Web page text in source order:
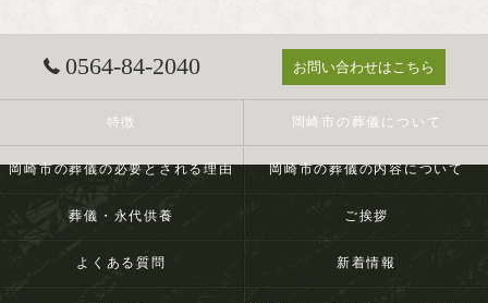
0564-84-2040 お問い合わせはこちら
特徴 岡崎市の葬儀について
岡崎市の葬儀の必要とされる理由 岡崎市の葬儀の内容について
葬儀・永代供養 ご挨拶
よくある質問 新着情報